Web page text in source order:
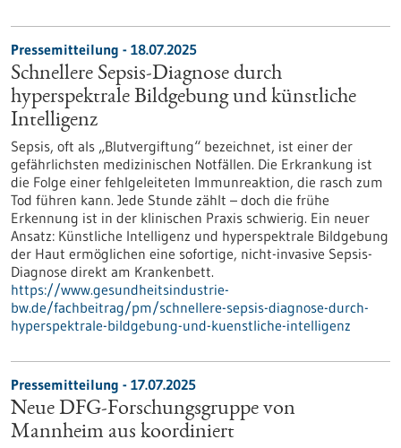
Pressemitteilung - 18.07.2025
Schnellere Sepsis-Diagnose durch
hyperspektrale Bildgebung und künstliche
Intelligenz
Sepsis, oft als „Blutvergiftung“ bezeichnet, ist einer der
gefährlichsten medizinischen Notfällen. Die Erkrankung ist
die Folge einer fehlgeleiteten Immunreaktion, die rasch zum
Tod führen kann. Jede Stunde zählt – doch die frühe
Erkennung ist in der klinischen Praxis schwierig. Ein neuer
Ansatz: Künstliche Intelligenz und hyperspektrale Bildgebung
der Haut ermöglichen eine sofortige, nicht-invasive Sepsis-
Diagnose direkt am Krankenbett.
https://www.gesundheitsindustrie-
bw.de/fachbeitrag/pm/schnellere-sepsis-diagnose-durch-
hyperspektrale-bildgebung-und-kuenstliche-intelligenz
Pressemitteilung - 17.07.2025
Neue DFG-Forschungsgruppe von
Mannheim aus koordiniert